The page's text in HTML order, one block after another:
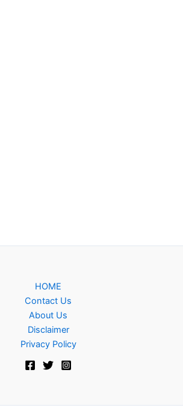
HOME
Contact Us
About Us
Disclaimer
Privacy Policy